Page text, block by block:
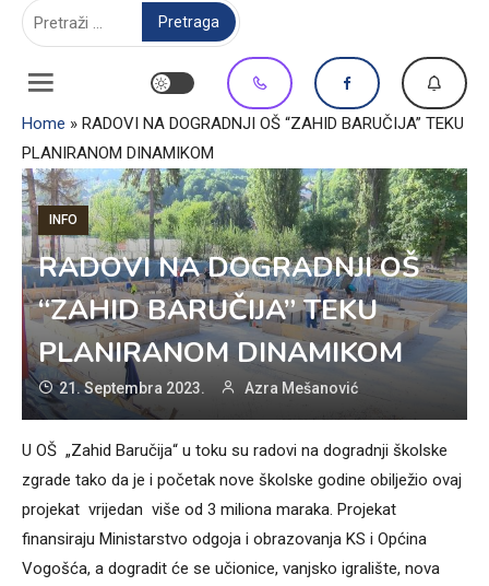
Home » RADOVI NA DOGRADNJI OŠ “ZAHID BARUČIJA” TEKU
PLANIRANOM DINAMIKOM
INFO
RADOVI NA DOGRADNJI OŠ
“ZAHID BARUČIJA” TEKU
PLANIRANOM DINAMIKOM
21. Septembra 2023. Azra Mešanović
U OŠ „Zahid Baručija“ u toku su radovi na dogradnji školske
zgrade tako da je i početak nove školske godine obilježio ovaj
projekat vrijedan više od 3 miliona maraka. Projekat
finansiraju Ministarstvo odgoja i obrazovanja KS i Općina
Vogošća, a dogradit će se učionice, vanjsko igralište, nova